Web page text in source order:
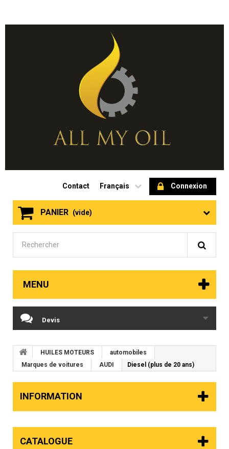
Connexion
Français
Contact
PANIER (vide)
MENU
Devis
HUILES MOTEURS
automobiles
Marques de voitures
AUDI Diesel (plus de 20 ans)
INFORMATION
CATALOGUE